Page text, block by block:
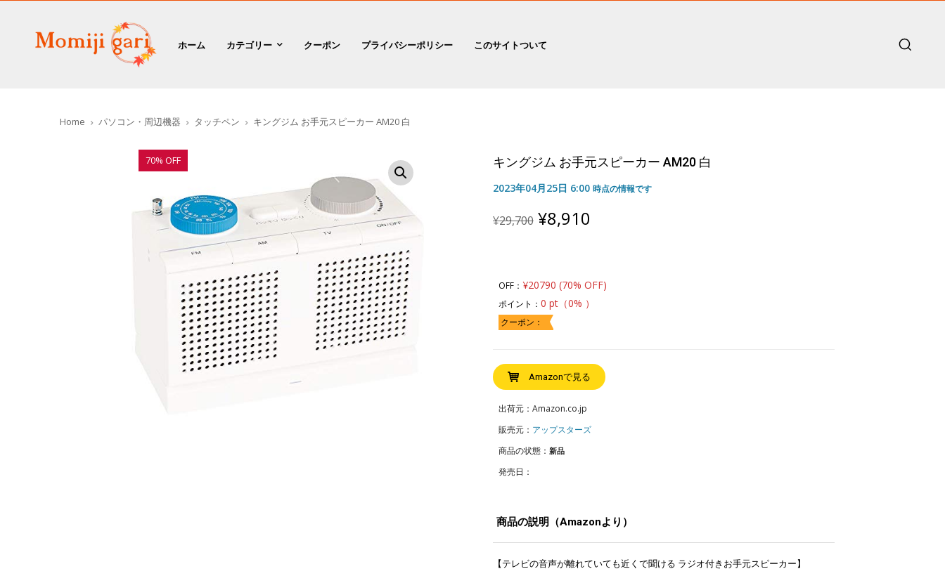
ホーム カテゴリー クーポン プライバシーポリシー このサイトついて
Home パソコン・周辺機器 タッチペン キングジム お手元スピーカー AM20 白
70% OFF キングジム お手元スピーカー AM20 白
2023年04月25日 6:00 時点の情報です
¥29,700 Original
price
¥8,910
OFF： ¥20790 (70% OFF)
ポイント： 0 pt（0% ）
クーポン：
Amazonで見る
出荷元：Amazon.co.jp
販売元： アップスターズ
商品の状態： 新品
発売日：
商品の説明（Amazonより）
【テレビの音声が離れていても近くで聞ける ラジオ付きお手元スピーカー】